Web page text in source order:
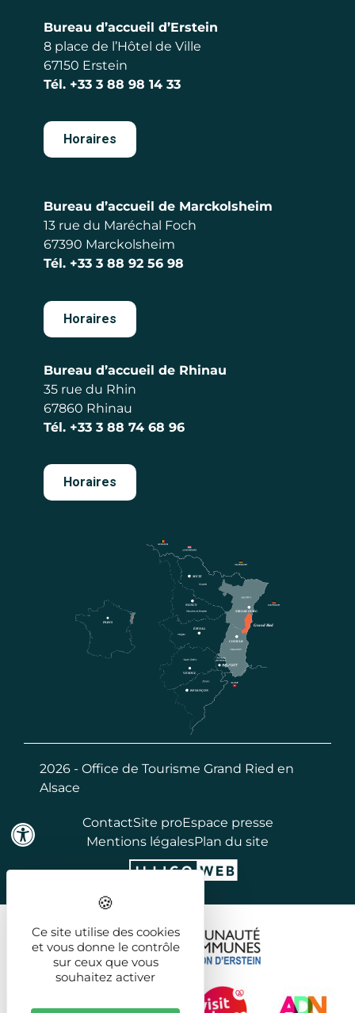
Bureau d’accueil d’Erstein
8 place de l’Hôtel de Ville
67150 Erstein
Tél. +33 3 88 98 14 33
Horaires
Bureau d’accueil de Marckolsheim
13 rue du Maréchal Foch
67390 Marckolsheim
Tél. +33 3 88 92 56 98
Horaires
Bureau d’accueil de Rhinau
35 rue du Rhin
67860 Rhinau
Tél. +33 3 88 74 68 96
Horaires
2026 - Office de Tourisme Grand Ried en
Alsace
ContactSite proEspace presse
Mentions légalesPlan du site
Ce site utilise des cookies
et vous donne le contrôle
sur ceux que vous
souhaitez activer